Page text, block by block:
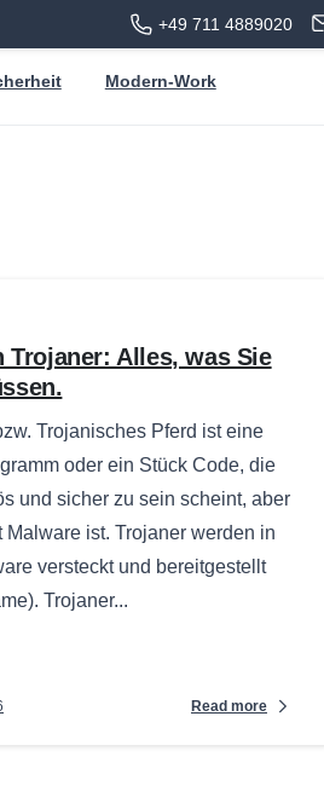
+49 711 4889020
Modern-Work
Trojaner: Alles, was Sie
Trojanisches Pferd ist eine
oder ein Stück Code, die
und sicher zu sein scheint, aber
Malware ist. Trojaner werden in
versteckt und bereitgestellt
Trojaner...
Read more